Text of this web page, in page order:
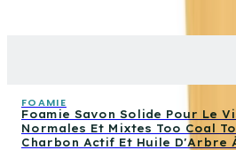
FOAMIE
Foamie Savon Solide Pour Le
Normales Et Mixtes Too Coal
Charbon Actif Et Huile D'Arbre